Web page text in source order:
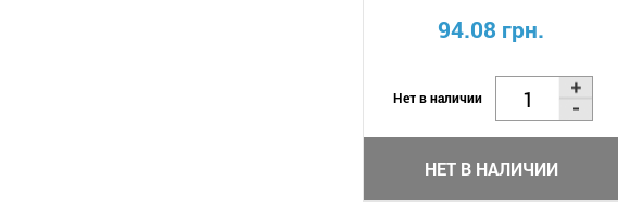
94.08 грн.
Нет в наличии
НЕТ В НАЛИЧИИ